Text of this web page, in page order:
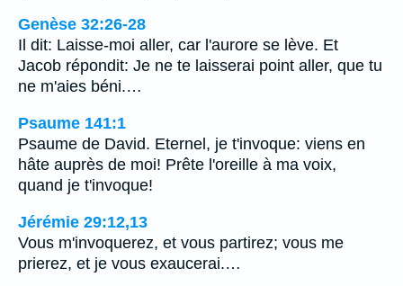
Genèse 32:26-28
Il dit: Laisse-moi aller, car l'aurore se lève. Et
Jacob répondit: Je ne te laisserai point aller, que tu
ne m'aies béni.…
Psaume 141:1
Psaume de David. Eternel, je t'invoque: viens en
hâte auprès de moi! Prête l'oreille à ma voix,
quand je t'invoque!
Jérémie 29:12,13
Vous m'invoquerez, et vous partirez; vous me
prierez, et je vous exaucerai.…